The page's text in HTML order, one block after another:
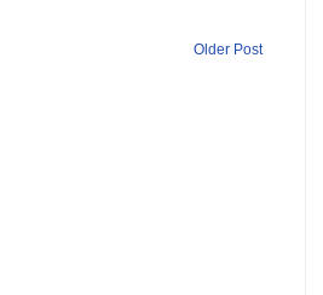
Older Post